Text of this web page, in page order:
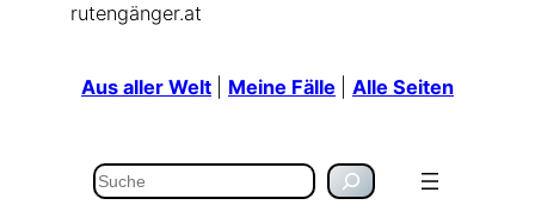
rutengänger.at
Aus aller Welt Meine Fälle Alle Seiten
Suchen